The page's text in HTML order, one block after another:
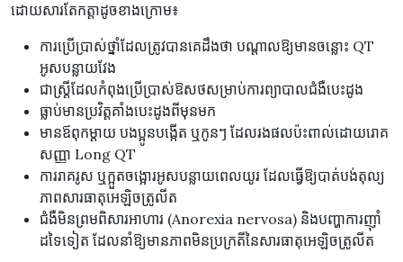
ដោយសារតែកត្តាដូចខាងក្រោម៖
ការប្រើប្រាស់ថ្នាំដែលត្រូវបានគេដឹងថា បណ្តាលឱ្យមានចន្លោះ QT
អូសបន្លាយវែង
ជាស្ត្រីដែលកំពុងប្រើប្រាស់ឱសថសម្រាប់ការព្យាបាលជំងឺបេះដូង
ធ្លាប់មានប្រវិត្តគាំងបេះដូងពីមុនមក
មានឪពុកម្តាយ បងប្អូនបង្កើត ឬកូនៗ ដែលរងផលប៉ះពាល់ដោយរោគ
សញ្ញា Long QT
ការរាគរូស ឬក្អួតចង្អោរអូសបន្លាយពេលយូរ ដែលធ្វើឱ្យបាត់បង់តុល្យ
ភាពសារធាតុអេឡិចត្រូលីត
ជំងឺមិនព្រមពិសារអាហារ (Anorexia nervosa) និងបញ្ហាការញ៉ាំ
ដទៃទៀត ដែលនាំឱ្យមានភាពមិនប្រក្រតីនៃសារធាតុអេឡិចត្រូលីត